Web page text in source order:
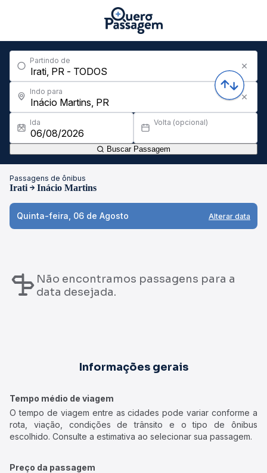
Partindo de
Indo para
Ida Volta (opcional)
Buscar Passagem
Passagens de ônibus
Irati Inácio Martins
Quinta-feira, 06 de Agosto Alterar data
Não encontramos passagens para a
data desejada.
Informações gerais
Tempo médio de viagem
O tempo de viagem entre as cidades pode variar conforme a
rota, viação, condições de trânsito e o tipo de ônibus
escolhido. Consulte a estimativa ao selecionar sua passagem.
Preço da passagem